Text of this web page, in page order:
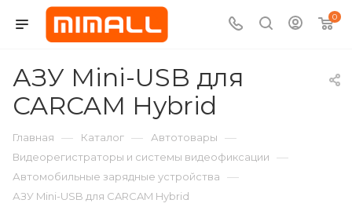
0
АЗУ Mini-USB для
CARCAM Hybrid
Главная — Каталог — Автотовары —
Видеорегистраторы и системы видеофиксации —
Автомобильные зарядные устройства —
АЗУ Mini-USB для CARCAM Hybrid